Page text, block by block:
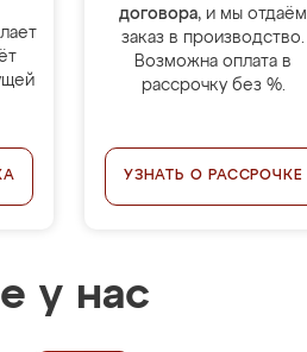
договора, и мы отдаём
заказ в производство.
Возможна оплата в
рассрочку без %.
УЗНАТЬ О РАССРОЧКЕ
у нас